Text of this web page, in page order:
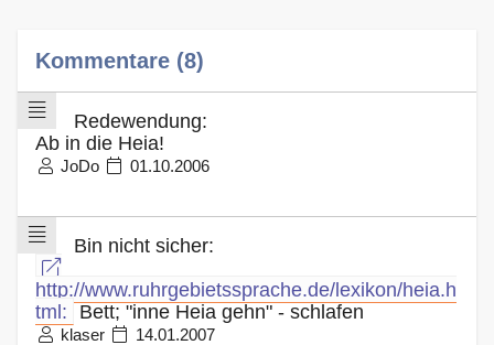
Kommentare (8)
Redewendung:
Ab in die Heia!
JoDo 01.10.2006
Bin nicht sicher:
http://www.ruhrgebietssprache.de/lexikon/heia.h
tml:
Bett; "inne Heia gehn" - schlafen
klaser 14.01.2007